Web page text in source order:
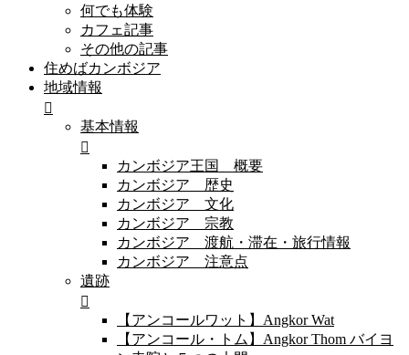
何でも体験
カフェ記事
その他の記事
住めばカンボジア
地域情報
基本情報
カンボジア王国 概要
カンボジア 歴史
カンボジア 文化
カンボジア 宗教
カンボジア 渡航・滞在・旅行情報
カンボジア 注意点
遺跡
【アンコールワット】Angkor Wat
【アンコール・トム】Angkor Thom バイヨ